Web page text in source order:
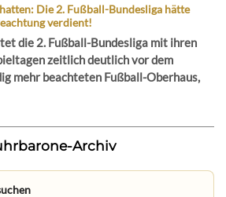
Die 2. Fußball-Bundesliga hätte
verdient!
die 2. Fußball-Bundesliga mit ihren
zeitlich deutlich vor dem
mehr beachteten Fußball-Oberhaus,
Archiv